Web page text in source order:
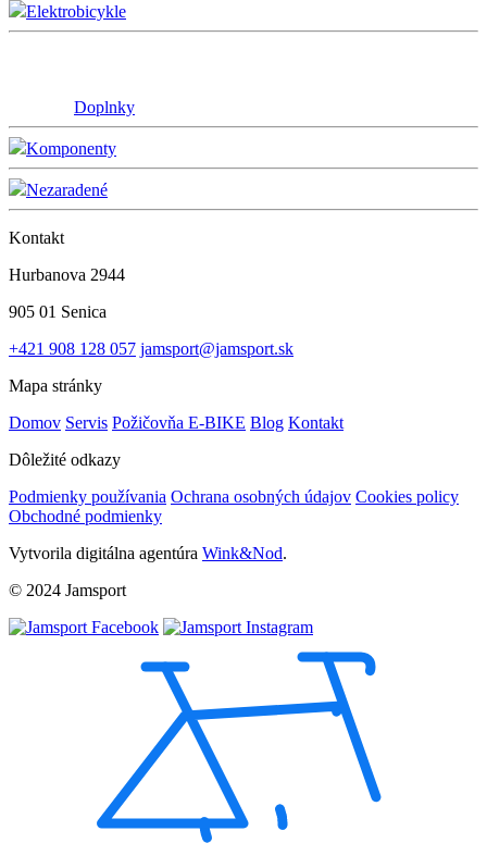
Elektrobicykle
Doplnky
Komponenty
Nezaradené
Kontakt
Hurbanova 2944
905 01 Senica
+421 908 128 057 jamsport@jamsport.sk
Mapa stránky
Domov Servis Požičovňa E-BIKE Blog Kontakt
Dôležité odkazy
Podmienky používania Ochrana osobných údajov Cookies policy
Obchodné podmienky
Vytvorila digitálna agentúra Wink&Nod.
© 2024 Jamsport